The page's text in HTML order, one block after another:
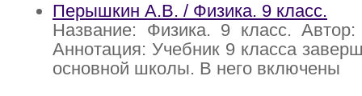
Перышкин А.В. / Физика. 9 класс.
Название: Физика. 9 класс.
Аннотация: Учебник 9 класса
основной школы. В него включены